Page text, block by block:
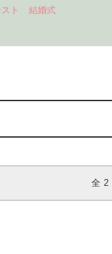
ト
結婚式
全 2